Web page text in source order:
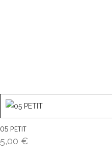
05 PETIT
5,00 €